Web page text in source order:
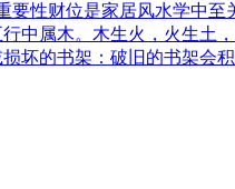
性财位是家居风水学中
中属木。木生火，火生
坏的书架：破旧的书架会